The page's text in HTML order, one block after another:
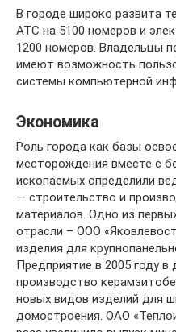
В городе широко развита
АТС на 5100 номеров и
1200 номеров. Владельцы
имеют возможность
системы компьютерной
Экономика
Роль города как базы
месторождения вместе с
ископаемых определили
— строительство и
материалов. Одно из
отрасли – ООО
изделия для
Предприятие в 2005 году в
производство
новых видов изделий для
домостроения. ОАО